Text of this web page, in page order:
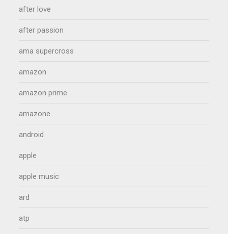
after love
after passion
ama supercross
amazon
amazon prime
amazone
android
apple
apple music
ard
atp